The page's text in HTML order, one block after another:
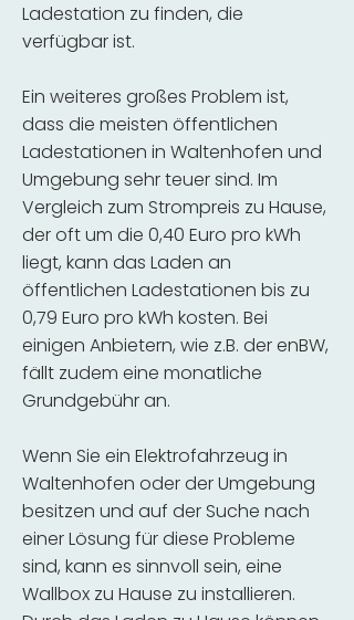
Ladestation zu finden, die
verfügbar ist.
Ein weiteres großes Problem ist,
dass die meisten öffentlichen
Ladestationen in Waltenhofen und
Umgebung sehr teuer sind. Im
Vergleich zum Strompreis zu Hause,
der oft um die 0,40 Euro pro kWh
liegt, kann das Laden an
öffentlichen Ladestationen bis zu
0,79 Euro pro kWh kosten. Bei
einigen Anbietern, wie z.B. der enBW,
fällt zudem eine monatliche
Grundgebühr an.
Wenn Sie ein Elektrofahrzeug in
Waltenhofen oder der Umgebung
besitzen und auf der Suche nach
einer Lösung für diese Probleme
sind, kann es sinnvoll sein, eine
Wallbox zu Hause zu installieren.